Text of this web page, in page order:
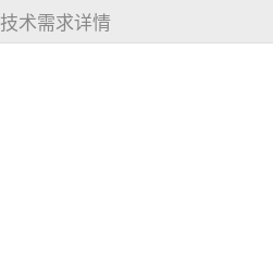
技术需求详情